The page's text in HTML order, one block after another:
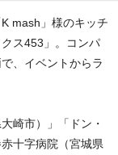
mash」様のキッチ
ス453」。コンパ
、イベントからラ
崎市）」「ドン・
十字病院（宮城県